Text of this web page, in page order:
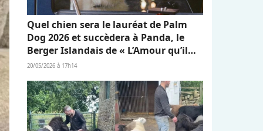
Quel chien sera le lauréat de Palm
Dog 2026 et succèdera à Panda, le
Berger Islandais de « L’Amour qu’il
nous reste » ?
20/05/2026 à 17h14